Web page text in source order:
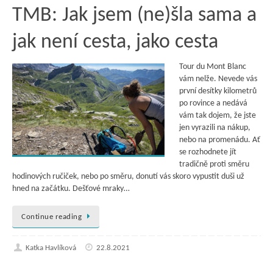
TMB: Jak jsem (ne)šla sama a
jak není cesta, jako cesta
Tour du Mont Blanc
vám nelže. Nevede vás
první desítky kilometrů
po rovince a nedává
vám tak dojem, že jste
jen vyrazili na nákup,
nebo na promenádu. Ať
se rozhodnete jít
tradičně proti směru
hodinových ručiček, nebo po směru, donutí vás skoro vypustit duši už
hned na začátku. Dešťové mraky…
Continue reading
Katka Havlíková
22.8.2021